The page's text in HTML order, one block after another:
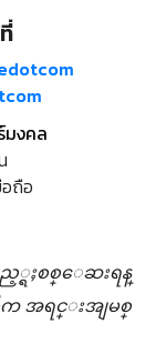
มงคล
ถือ
ကည့္ရႈစစ္ေဆးရန္
အရင္းအျမစ္